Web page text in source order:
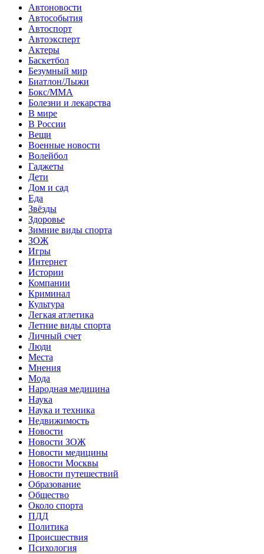
Автоновости
Автособытия
Автоспорт
Автоэксперт
Актеры
Баскетбол
Безумный мир
Биатлон/Лыжи
Бокс/MMA
Болезни и лекарства
В мире
В России
Вещи
Военные новости
Волейбол
Гаджеты
Дети
Дом и сад
Еда
Звёзды
Здоровье
Зимние виды спорта
ЗОЖ
Игры
Интернет
Истории
Компании
Криминал
Культура
Легкая атлетика
Летние виды спорта
Личный счет
Люди
Места
Мнения
Мода
Народная медицина
Наука
Наука и техника
Недвижимость
Новости
Новости ЗОЖ
Новости медицины
Новости Москвы
Новости путешествий
Образование
Общество
Около спорта
ПДД
Политика
Происшествия
Психология